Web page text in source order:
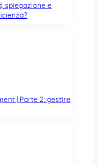
spiegazione e
| Parte 2: gestire